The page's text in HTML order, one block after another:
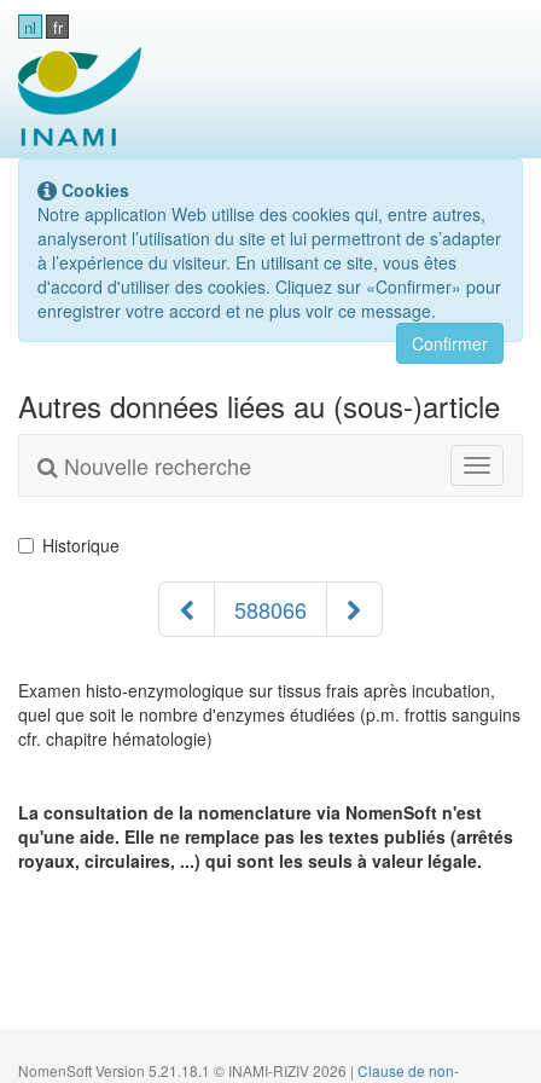
nl fr
Cookies
Notre application Web utilise des cookies qui, entre autres,
analyseront l’utilisation du site et lui permettront de s’adapter
à l’expérience du visiteur. En utilisant ce site, vous êtes
d'accord d'utiliser des cookies. Cliquez sur «Confirmer» pour
enregistrer votre accord et ne plus voir ce message.
Confirmer
Autres données liées au (sous-)article
Toggle
Nouvelle recherche
Historique
588066
Examen histo-enzymologique sur tissus frais après incubation,
quel que soit le nombre d'enzymes étudiées (p.m. frottis sanguins
cfr. chapitre hématologie)
La consultation de la nomenclature via NomenSoft n'est
qu'une aide. Elle ne remplace pas les textes publiés (arrêtés
royaux, circulaires, ...) qui sont les seuls à valeur légale.
NomenSoft Version 5.21.18.1 © INAMI-RIZIV 2026 | Clause de non-